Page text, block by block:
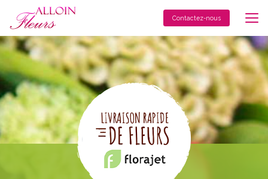
contenu
principal
Contactez-nous